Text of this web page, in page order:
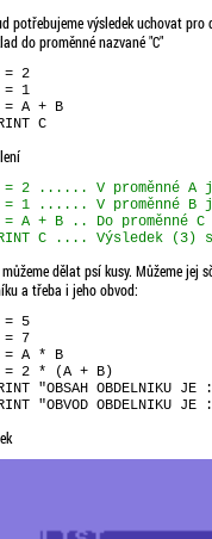
potřebujeme výsledek uchovat
do proměnné nazvané "C"
= 2
= 1
= A + B
40 PRINT C
= 2 ...... V proměnné A
= 1 ...... V proměnné B
= A + B .. Do proměnné
můžeme dělat psí kusy. Můžeme
a třeba i jeho obvod:
= 5
= 7
= A * B
= 2 * (A + B)
"OBSAH OBDELNIKU